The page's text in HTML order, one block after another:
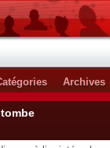
Archives